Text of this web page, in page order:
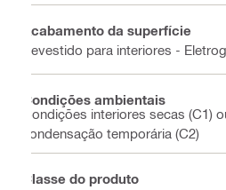
Acabamento da superfície
Revestido para interiores -
Condições ambientais
Condições interiores secas (C1)
condensação temporária (C2)
Classe do produto